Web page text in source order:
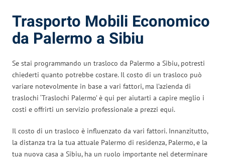
Trasporto Mobili Economico
da Palermo a Sibiu
Se stai programmando un trasloco da Palermo a Sibiu, potresti
chiederti quanto potrebbe costare. Il costo di un trasloco può
variare notevolmente in base a vari fattori, ma l’azienda di
traslochi ‘Traslochi Palermo’ è qui per aiutarti a capire meglio i
costi e offrirti un servizio professionale a prezzi equi.
Il costo di un trasloco è influenzato da vari fattori. Innanzitutto,
la distanza tra la tua attuale Palermo di residenza, Palermo, e la
tua nuova casa a Sibiu, ha un ruolo importante nel determinare